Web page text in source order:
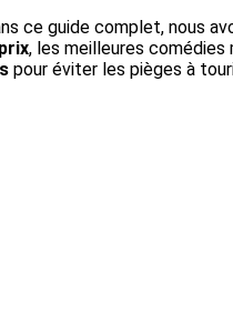
ce guide complet, nous
, les meilleures
pour éviter les pièges à